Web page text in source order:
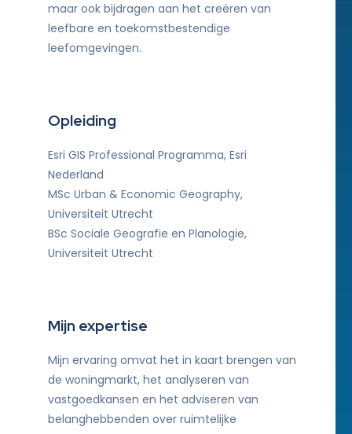
maar ook bijdragen aan het creëren van
leefbare en toekomstbestendige
leefomgevingen.
Opleiding
Esri GIS Professional Programma, Esri
Nederland
MSc Urban & Economic Geography,
Universiteit Utrecht
BSc Sociale Geografie en Planologie,
Universiteit Utrecht
Mijn expertise
Mijn ervaring omvat het in kaart brengen van
de woningmarkt, het analyseren van
vastgoedkansen en het adviseren van
belanghebbenden over ruimtelijke